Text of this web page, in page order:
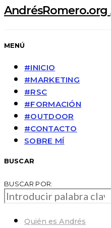
AndrésRomero.org
MENÚ
#INICIO
#MARKETING
#RSC
#FORMACIÓN
#OUTDOOR
#CONTACTO
SOBRE MÍ
BUSCAR
BUSCAR POR:
Quién es Andrés